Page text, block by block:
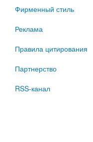
Фирменный стиль
Реклама
Правила цитирования
Партнерство
RSS-канал